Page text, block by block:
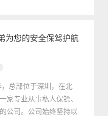
为您的安全保驾护航
总部位于深圳，在北
家专业从事私人保镖、
公司。公司始终坚持以